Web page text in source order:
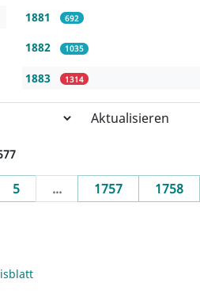
1881 692
1882 1035
1883 1314
Aktualisieren
5 ... 1757 1758